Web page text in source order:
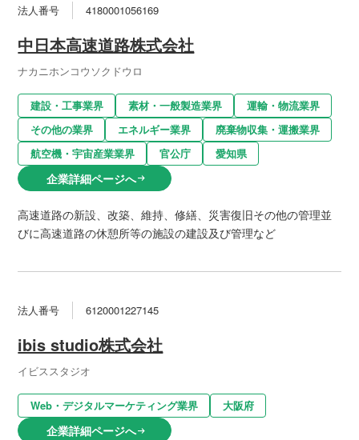
法人番号 4180001056169
中日本高速道路株式会社
ナカニホンコウソクドウロ
建設・工事業界 素材・一般製造業界
運輸・物流業界
その他の業界
エネルギー業界
廃棄物収集・運搬業界
航空機・宇宙産業業界
官公庁 愛知県
企業詳細ページへarrow_right_alt
高速道路の新設、改築、維持、修繕、災害復旧その他の管理並
びに高速道路の休憩所等の施設の建設及び管理など
法人番号 6120001227145
ibis studio株式会社
イビススタジオ
Web・デジタルマーケティング業界 大阪府
企業詳細ページへarrow_right_alt